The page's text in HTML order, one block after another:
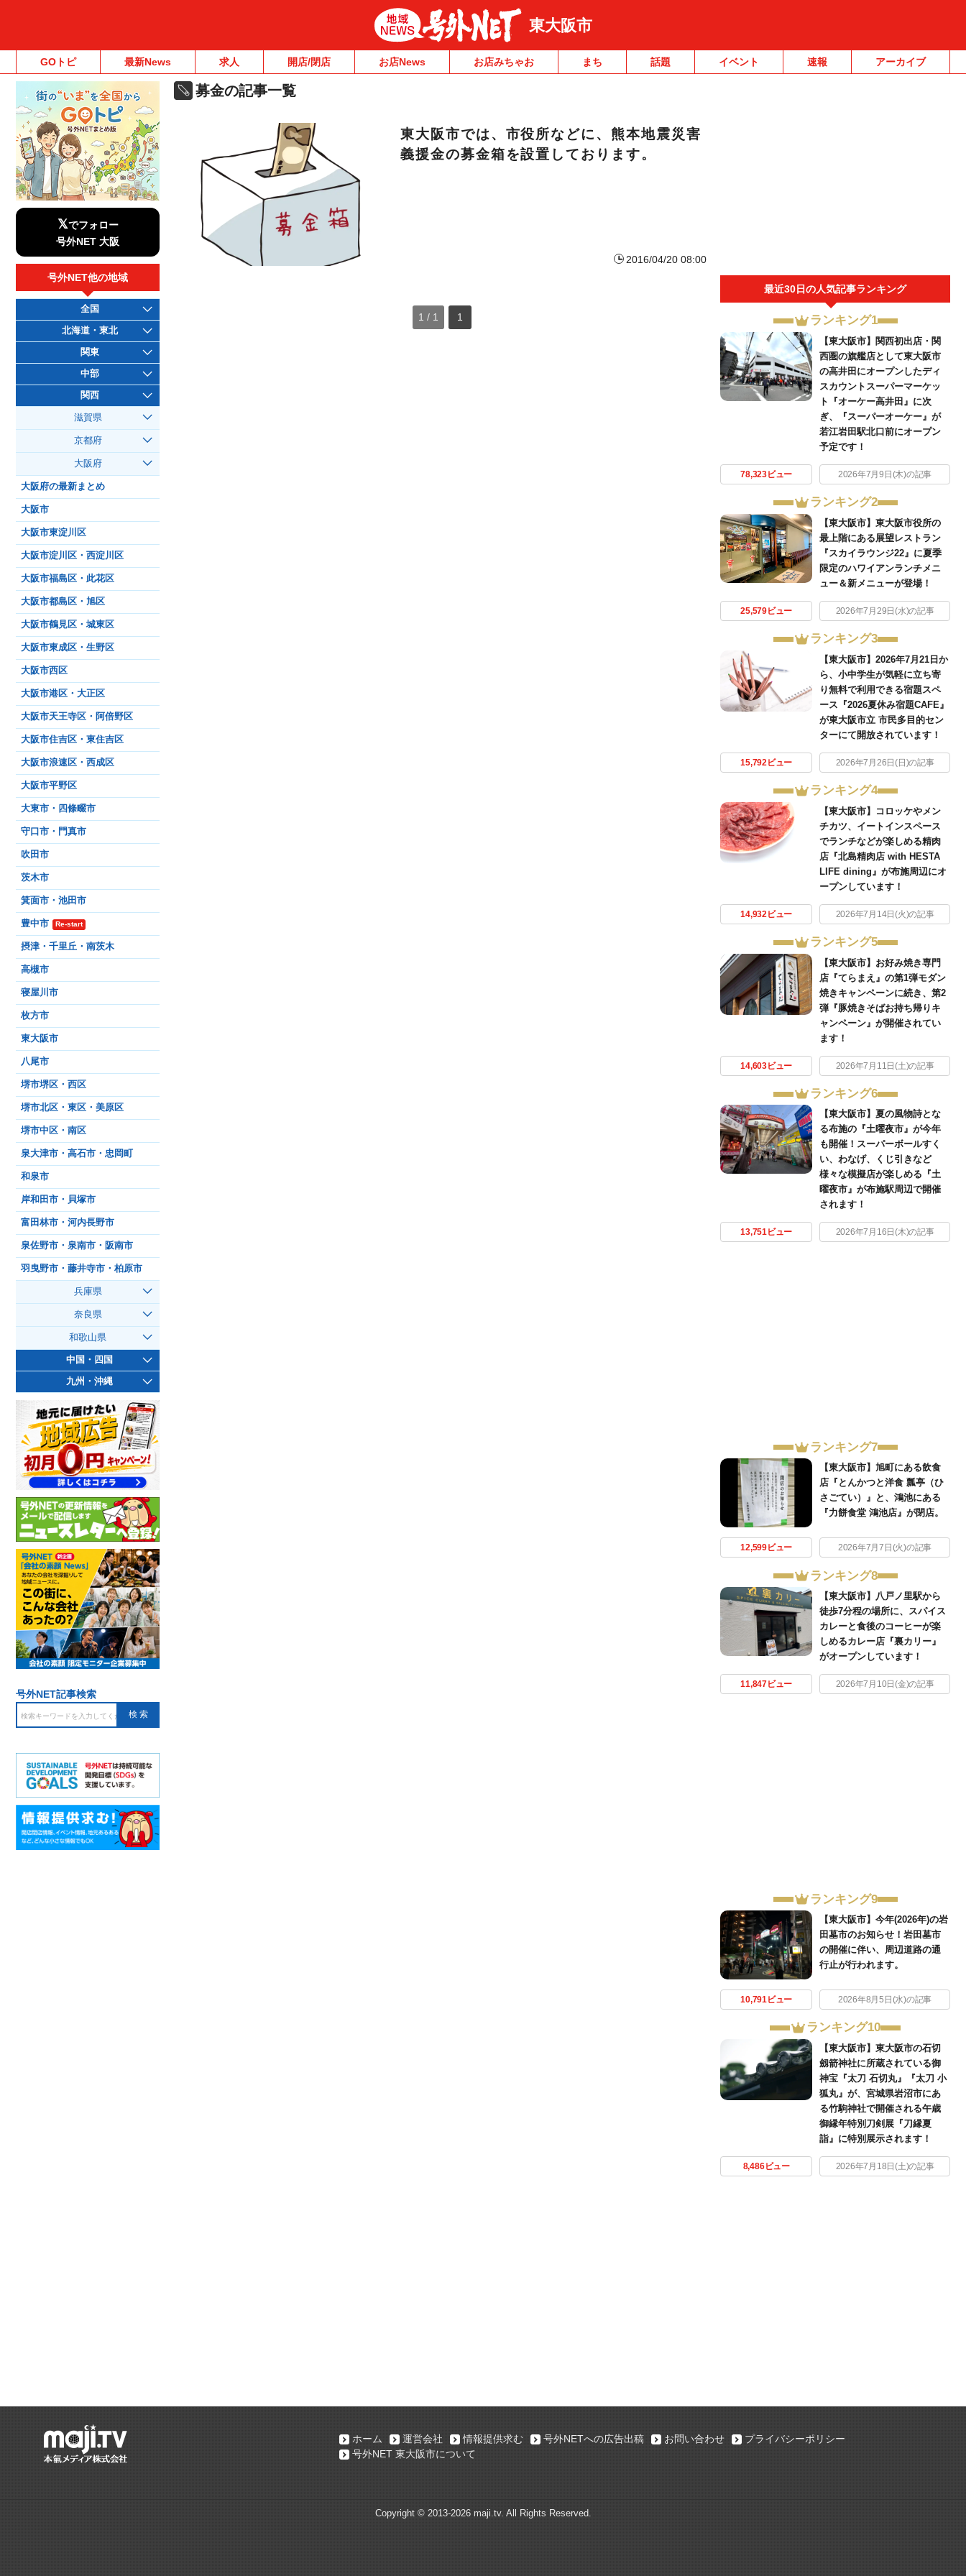
東大阪市
GOトピ 最新News 求人 開店/閉店 お店News お店みちゃお まち 話題 イベント 速報 アーカイブ
募金の記事一覧
東大阪市では、市役所などに、熊本地震災害
義援金の募金箱を設置しております。
2016/04/20 08:00
1 / 1 1
最近30日の人気記事ランキング
ランキング1
【東大阪市】関西初出店・関
西圏の旗艦店として東大阪市
の高井田にオープンしたディ
スカウントスーパーマーケッ
ト『オーケー高井田』に次
ぎ、『スーパーオーケー』が
若江岩田駅北口前にオープン
予定です！
78,323ビュー 2026年7月9日(木)の記事
ランキング2
【東大阪市】東大阪市役所の
最上階にある展望レストラン
『スカイラウンジ22』に夏季
限定のハワイアンランチメニ
ュー＆新メニューが登場！
25,579ビュー 2026年7月29日(水)の記事
ランキング3
【東大阪市】2026年7月21日か
ら、小中学生が気軽に立ち寄
り無料で利用できる宿題スペ
ース『2026夏休み宿題CAFE』
が東大阪市立 市民多目的セン
ターにて開放されています！
15,792ビュー 2026年7月26日(日)の記事
ランキング4
【東大阪市】コロッケやメン
チカツ、イートインスペース
でランチなどが楽しめる精肉
店『北島精肉店 with HESTA
LIFE dining』が布施周辺にオ
ープンしています！
14,932ビュー 2026年7月14日(火)の記事
ランキング5
【東大阪市】お好み焼き専門
店『てらまえ』の第1弾モダン
焼きキャンペーンに続き、第2
弾『豚焼きそばお持ち帰りキ
ャンペーン』が開催されてい
ます！
14,603ビュー 2026年7月11日(土)の記事
ランキング6
【東大阪市】夏の風物詩とな
る布施の『土曜夜市』が今年
も開催！スーパーボールすく
い、わなげ、くじ引きなど
様々な模擬店が楽しめる『土
曜夜市』が布施駅周辺で開催
されます！
13,751ビュー 2026年7月16日(木)の記事
ランキング7
【東大阪市】旭町にある飲食
店『とんかつと洋食 瓢亭（ひ
さごてい）』と、鴻池にある
『力餅食堂 鴻池店』が閉店。
12,599ビュー 2026年7月7日(火)の記事
ランキング8
【東大阪市】八戸ノ里駅から
徒歩7分程の場所に、スパイス
カレーと食後のコーヒーが楽
しめるカレー店『裏カリー』
がオープンしています！
11,847ビュー 2026年7月10日(金)の記事
ランキング9
【東大阪市】今年(2026年)の岩
田墓市のお知らせ！岩田墓市
の開催に伴い、周辺道路の通
行止が行われます。
10,791ビュー 2026年8月5日(水)の記事
ランキング10
【東大阪市】東大阪市の石切
劔箭神社に所蔵されている御
神宝『太刀 石切丸』『太刀 小
狐丸』が、宮城県岩沼市にあ
る竹駒神社で開催される午歳
御縁年特別刀剣展『刀縁夏
詣』に特別展示されます！
8,486ビュー 2026年7月18日(土)の記事
𝕏でフォロー
号外NET 大阪
号外NET他の地域
全国
北海道・東北
関東
中部
関西
滋賀県
京都府
大阪府
大阪府の最新まとめ
大阪市
大阪市東淀川区
大阪市淀川区・西淀川区
大阪市福島区・此花区
大阪市都島区・旭区
大阪市鶴見区・城東区
大阪市東成区・生野区
大阪市西区
大阪市港区・大正区
大阪市天王寺区・阿倍野区
大阪市住吉区・東住吉区
大阪市浪速区・西成区
大阪市平野区
大東市・四條畷市
守口市・門真市
吹田市
茨木市
箕面市・池田市
豊中市 Re-start
摂津・千里丘・南茨木
高槻市
寝屋川市
枚方市
東大阪市
八尾市
堺市堺区・西区
堺市北区・東区・美原区
堺市中区・南区
泉大津市・高石市・忠岡町
和泉市
岸和田市・貝塚市
富田林市・河内長野市
泉佐野市・泉南市・阪南市
羽曳野市・藤井寺市・柏原市
兵庫県
奈良県
和歌山県
中国・四国
九州・沖縄
号外NET記事検索
ホーム 運営会社 情報提供求む 号外NETへの広告出稿 お問い合わせ
プライバシーポリシー
号外NET 東大阪市について
Copyright © 2013-2026 maji.tv. All Rights Reserved.